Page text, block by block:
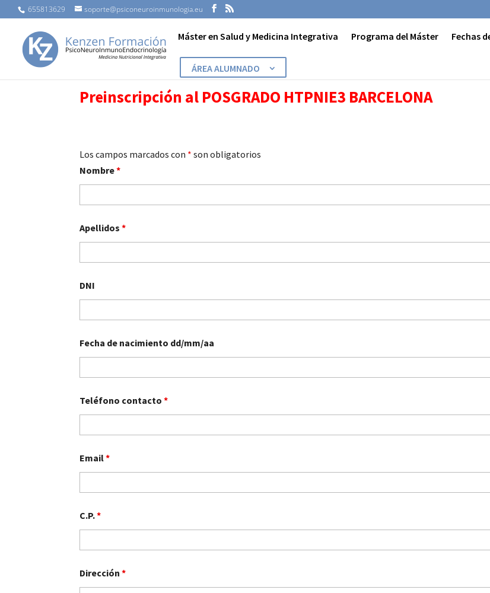
655813629 soporte@psiconeuroinmunologia.eu
Máster en Salud y Medicina Integrativa Programa del Máster Fechas
ÁREA ALUMNADO
Preinscripción al POSGRADO HTPNIE3 BARCELONA
Los campos marcados con * son obligatorios
Nombre*
Apellidos*
DNI
Fecha de nacimiento dd/mm/aa
Teléfono contacto*
Email*
C.P.*
Dirección*